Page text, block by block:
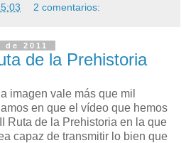
2 comentarios:
2011
de la Prehistoria
imagen vale más que mil
en que el vídeo que hemos
Ruta de la Prehistoria en la que
capaz de transmitir lo bien que